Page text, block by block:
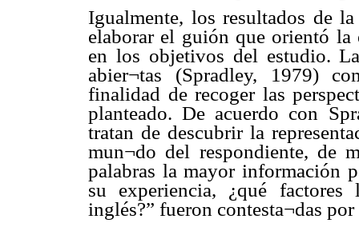
Igualmente, los resultados de
elaborar el guión que orientó la
en los objetivos del estudio.
abier¬tas (Spradley, 1979)
finalidad de recoger las
planteado. De acuerdo con
tratan de descubrir la
mun¬do del respondiente, de
palabras la mayor información
su experiencia, ¿qué
inglés?” fueron contesta¬das